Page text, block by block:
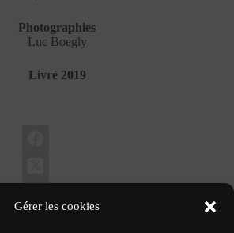
Gérer les cookies
Photographies
Luc Boegly
Livré 2019